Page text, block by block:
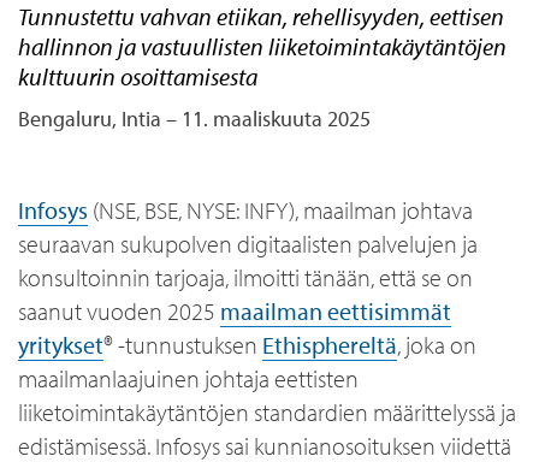
Tunnustettu vahvan etiikan, rehellisyyden, eettisen
hallinnon ja vastuullisten liiketoimintakäytäntöjen
kulttuurin osoittamisesta
Bengaluru, Intia – 11. maaliskuuta 2025
Infosys (NSE, BSE, NYSE: INFY), maailman johtava
seuraavan sukupolven digitaalisten palvelujen ja
konsultoinnin tarjoaja, ilmoitti tänään, että se on
saanut vuoden 2025 maailman eettisimmät
yritykset® -tunnustuksen Ethisphereltä, joka on
maailmanlaajuinen johtaja eettisten
liiketoimintakäytäntöjen standardien määrittelyssä ja
edistämisessä. Infosys sai kunnianosoituksen viidettä